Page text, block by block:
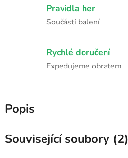
Pravidla her
Součástí balení
Rychlé doručení
Expedujeme obratem
Popis
Související soubory (2)